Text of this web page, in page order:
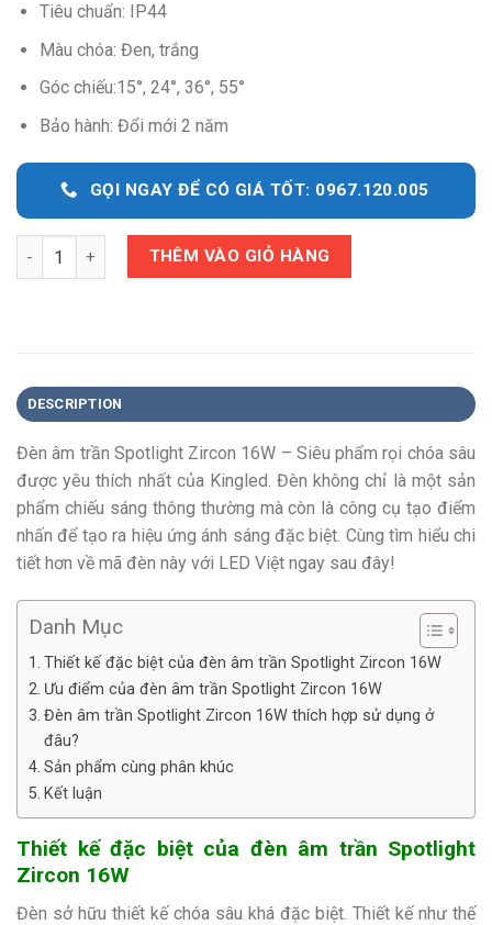
Tiêu chuẩn: IP44
Màu chóa: Đen, trắng
Góc chiếu:15°, 24°, 36°, 55°
Bảo hành: Đổi mới 2 năm
GỌI NGAY ĐỂ CÓ GIÁ TỐT: 0967.120.005
Quantity THÊM VÀO GIỎ HÀNG
DESCRIPTION
Đèn âm trần Spotlight Zircon 16W – Siêu phẩm rọi chóa sâu
được yêu thích nhất của Kingled.Đèn không chỉ là một sản
phẩm chiếu sáng thông thường mà còn là công cụ tạo điểm
nhấn để tạo ra hiệu ứng ánh sáng đặc biệt. Cùng tìm hiểu chi
tiết hơn về mã đèn này với LED Việt ngay sau đây!
Danh Mục
Thiết kế đặc biệt của đèn âm trần Spotlight Zircon 16W
Ưu điểm của đèn âm trần Spotlight Zircon 16W
Đèn âm trần Spotlight Zircon 16W thích hợp sử dụng ở
đâu?
Sản phẩm cùng phân khúc
Kết luận
Thiết kế đặc biệt của đèn âm trần Spotlight
Zircon 16W
Đèn sở hữu thiết kế chóa sâu khá đặc biệt. Thiết kế như thế